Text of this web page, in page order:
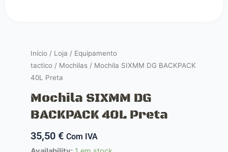
Início / Loja / Equipamento
tactico / Mochilas / Mochila SIXMM DG BACKPACK
40L Preta
Mochila SIXMM DG
BACKPACK 40L Preta
35,50 € Com IVA